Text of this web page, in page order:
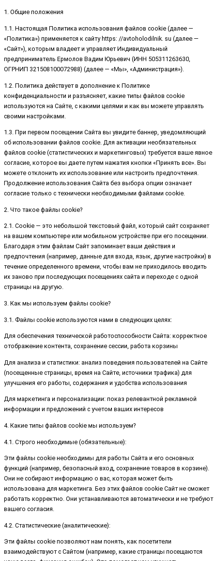
1. Общие положения
1.1. Настоящая Политика использования файлов cookie (далее —
«Политика») применяется к сайту https: //avtoholodilnik. su (далее —
«Сайт»), которым владеет и управляет Индивидуальный
предприниматель Ермолов Вадим Юрьевич (ИНН 505311263630,
ОГРНИП 321508100072988) (далее — «Мы», «Администрация»).
1.2. Политика действует в дополнение к Политике
конфиденциальности и разъясняет, какие типы файлов cookie
используются на Сайте, с какими целями и как вы можете управлять
своими настройками.
1.3. При первом посещении Сайта вы увидите баннер, уведомляющий
об использовании файлов cookie. Для активации необязательных
файлов cookie (статистических и маркетинговых) требуется ваше явное
согласие, которое вы даете путем нажатия кнопки «Принять все». Вы
можете отклонить их использование или настроить предпочтения.
Продолжение использования Сайта без выбора опции означает
согласие только с технически необходимыми файлами cookie.
2. Что такое файлы cookie?
2.1. Cookie — это небольшой текстовый файл, который сайт сохраняет
на вашем компьютере или мобильном устройстве при его посещении.
Благодаря этим файлам Сайт запоминает ваши действия и
предпочтения (например, данные для входа, язык, другие настройки) в
течение определенного времени, чтобы вам не приходилось вводить
их заново при последующих посещениях сайта и переходе с одной
страницы на другую.
3. Как мы используем файлы cookie?
3.1. Файлы cookie используются нами в следующих целях:
Для обеспечения технической работоспособности Сайта: корректное
отображение контента, сохранение сессии, работа корзины
Для анализа и статистики: анализ поведения пользователей на Сайте
(посещенные страницы, время на Сайте, источники трафика) для
улучшения его работы, содержания и удобства использования
Для маркетинга и персонализации: показ релевантной рекламной
информации и предложений с учетом ваших интересов
4. Какие типы файлов cookie мы используем?
4.1. Строго необходимые (обязательные):
Эти файлы cookie необходимы для работы Сайта и его основных
функций (например, безопасный вход, сохранение товаров в корзине).
Они не собирают информацию о вас, которая может быть
использована для маркетинга. Без этих файлов cookie Сайт не сможет
работать корректно. Они устанавливаются автоматически и не требуют
вашего согласия.
4.2. Статистические (аналитические):
Эти файлы cookie позволяют нам понять, как посетители
взаимодействуют с Сайтом (например, какие страницы посещаются